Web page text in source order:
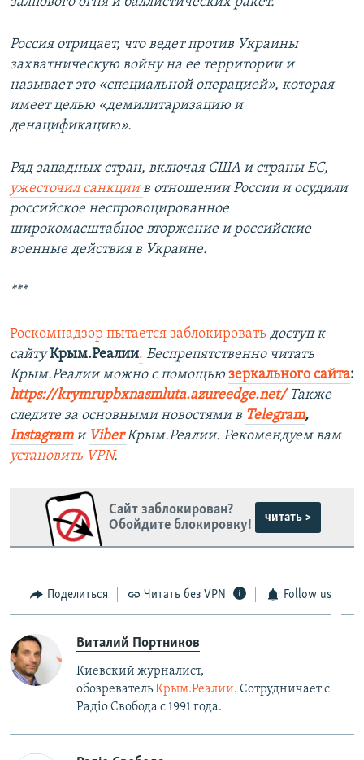
Россия отрицает, что ведет против Украины
захватническую войну на ее территории и
называет это «специальной операцией», которая
имеет целью «демилитаризацию и
денацификацию».
Ряд западных стран, включая США и страны ЕС,
ужесточил санкциив отношении России и осудили
российское неспровоцированное
широкомасштабное вторжение и российские
военные действия в Украине.
***
Роскомнадзор пытается заблокировать доступ к
сайтуКрым.Реалии. Беспрепятственно читать
Крым.Реалии можно с помощью зеркального сайта:
https://krymrupbxnasmluta.azureedge.net/ Также
следите за основными новостями в Telegram,
Instagram и ViberКрым.Реалии. Рекомендуем вам
установить VPN.
Сайт заблокирован?
Обойдите блокировку!
читать >
Поделиться Читать без VPN Follow us
Виталий Портников
Киевский журналист,
обозревательКрым.Реалии. Сотрудничает с
Радiо Свобода с 1991 года.